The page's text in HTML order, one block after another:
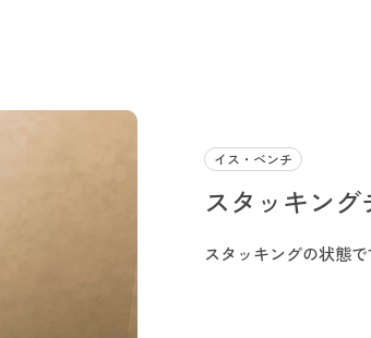
イス・ベンチ
スタッキング
スタッキングの状態